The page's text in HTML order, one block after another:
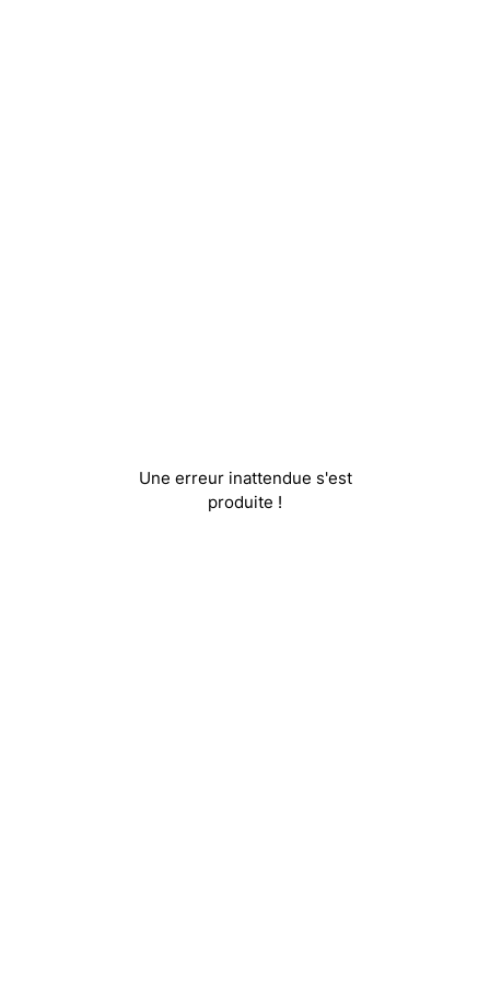
Une erreur inattendue s'est
produite !